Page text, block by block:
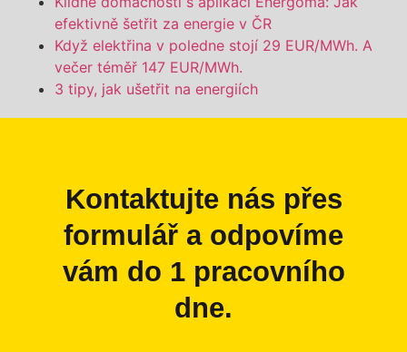
efektivně šetřit za energie v ČR
Když elektřina v poledne stojí 29 EUR/MWh. A
večer téměř 147 EUR/MWh.
3 tipy, jak ušetřit na energiích
Kontaktujte nás přes
formulář a odpovíme
vám do 1 pracovního
dne.